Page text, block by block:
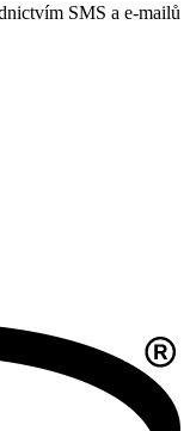
SMS a e-mailů